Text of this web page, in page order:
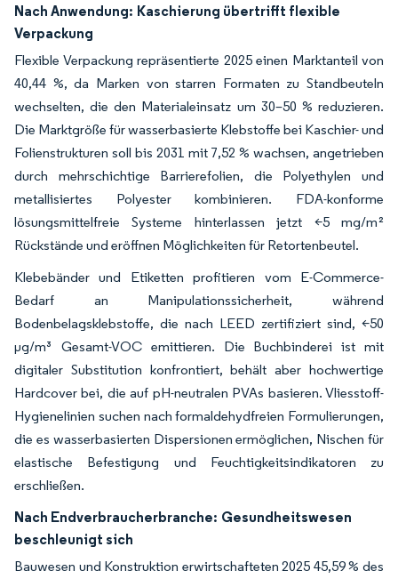
Nach Anwendung: Kaschierung übertrifft flexible
Verpackung
Flexible Verpackung repräsentierte 2025 einen Marktanteil von
40,44 %, da Marken von starren Formaten zu Standbeuteln
wechselten, die den Materialeinsatz um 30–50 % reduzieren.
Die Marktgröße für wasserbasierte Klebstoffe bei Kaschier- und
Folienstrukturen soll bis 2031 mit 7,52 % wachsen, angetrieben
durch mehrschichtige Barrierefolien, die Polyethylen und
metallisiertes Polyester kombinieren. FDA-konforme
lösungsmittelfreie Systeme hinterlassen jetzt <5 mg/m²
Rückstände und eröffnen Möglichkeiten für Retortenbeutel.
Klebebänder und Etiketten profitieren vom E-Commerce-
Bedarf an Manipulationssicherheit, während
Bodenbelagsklebstoffe, die nach LEED zertifiziert sind, <50
µg/m³ Gesamt-VOC emittieren. Die Buchbinderei ist mit
digitaler Substitution konfrontiert, behält aber hochwertige
Hardcover bei, die auf pH-neutralen PVAs basieren. Vliesstoff-
Hygienelinien suchen nach formaldehydfreien Formulierungen,
die es wasserbasierten Dispersionen ermöglichen, Nischen für
elastische Befestigung und Feuchtigkeitsindikatoren zu
erschließen.
Nach Endverbraucherbranche: Gesundheitswesen
beschleunigt sich
Bauwesen und Konstruktion erwirtschafteten 2025 45,59 % des